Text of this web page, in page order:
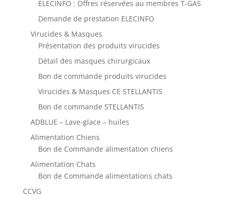
ELECINFO : Offres réservées au membres T-GAS
Demande de prestation ELECINFO
Virucides & Masques
Présentation des produits virucides
Détail des masques chirurgicaux
Bon de commande produits virucides
Virucides & Masques CE STELLANTIS
Bon de commande STELLANTIS
ADBLUE – Lave-glace – huiles
Alimentation Chiens
Bon de Commande alimentation chiens
Alimentation Chats
Bon de Commande alimentations chats
CCVG